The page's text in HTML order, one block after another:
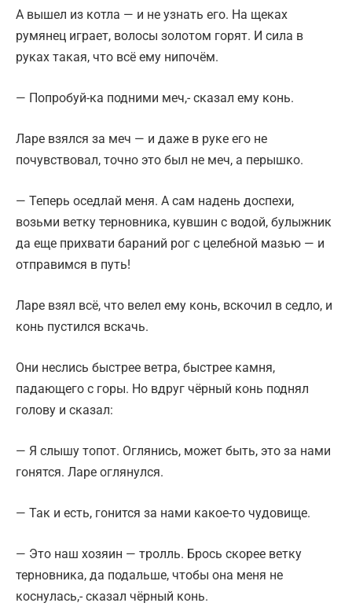
А вышел из котла — и не узнать его. На щеках
румянец играет, волосы золотом горят. И сила в
руках такая, что всё ему нипочём.
— Попробуй-ка подними меч,- сказал ему конь.
Ларе взялся за меч — и даже в руке его не
почувствовал, точно это был не меч, а перышко.
— Теперь оседлай меня. А сам надень доспехи,
возьми ветку терновника, кувшин с водой, булыжник
да еще прихвати бараний рог с целебной мазью — и
отправимся в путь!
Ларе взял всё, что велел ему конь, вскочил в седло, и
конь пустился вскачь.
Они неслись быстрее ветра, быстрее камня,
падающего с горы. Но вдруг чёрный конь поднял
голову и сказал:
— Я слышу топот. Оглянись, может быть, это за нами
гонятся. Ларе оглянулся.
— Так и есть, гонится за нами какое-то чудовище.
— Это наш хозяин — тролль. Брось скорее ветку
терновника, да подальше, чтобы она меня не
коснулась,- сказал чёрный конь.